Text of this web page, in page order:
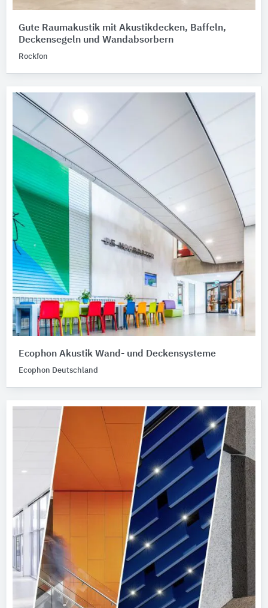
Gute Raumakustik mit Akustikdecken, Baffeln,
Deckensegeln und Wandabsorbern
Rockfon
Ecophon Akustik Wand- und Deckensysteme
Ecophon Deutschland